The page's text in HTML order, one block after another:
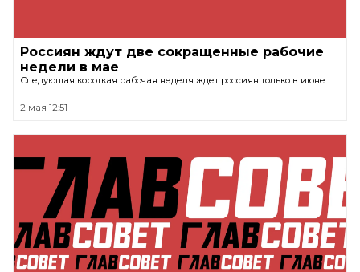
Россиян ждут две сокращенные рабочие
недели в мае
Следующая короткая рабочая неделя ждет россиян только в июне.
2 мая 12:51